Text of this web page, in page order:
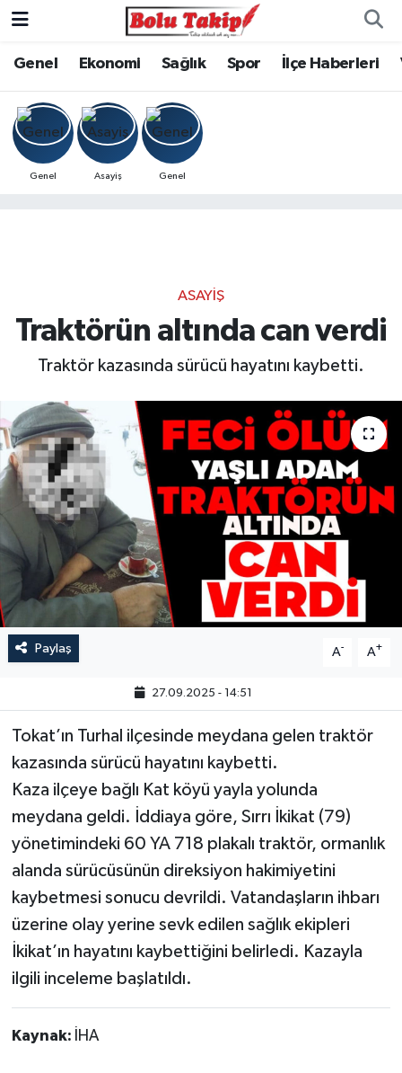
Genel Ekonomi Sağlık Spor İlçe Haberleri
Genel Asayiş Genel
ASAYIŞ
Traktörün altında can verdi
Traktör kazasında sürücü hayatını kaybetti.
Paylaş A- A+
27.09.2025 - 14:51
Tokat’ın Turhal ilçesinde meydana gelen traktör
kazasında sürücü hayatını kaybetti.
Kaza ilçeye bağlı Kat köyü yayla yolunda
meydana geldi. İddiaya göre, Sırrı İkikat (79)
yönetimindeki 60 YA 718 plakalı traktör, ormanlık
alanda sürücüsünün direksiyon hakimiyetini
kaybetmesi sonucu devrildi. Vatandaşların ihbarı
üzerine olay yerine sevk edilen sağlık ekipleri
İkikat’ın hayatını kaybettiğini belirledi. Kazayla
ilgili inceleme başlatıldı.
Kaynak: İHA